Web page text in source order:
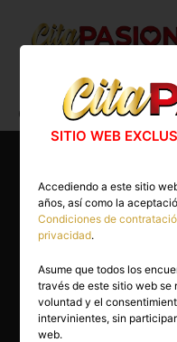
Cita PASION.COM>
Geylin
SITIO WEB
Accediendo a este sitio
años, así como la
Condiciones de
privacidad.
Asume que todos los
través de este sitio web se
voluntad y el
intervinientes, sin
web.